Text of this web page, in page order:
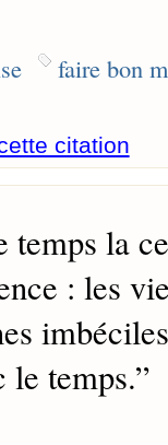
faire bon
citation
temps la
: les
le temps.”